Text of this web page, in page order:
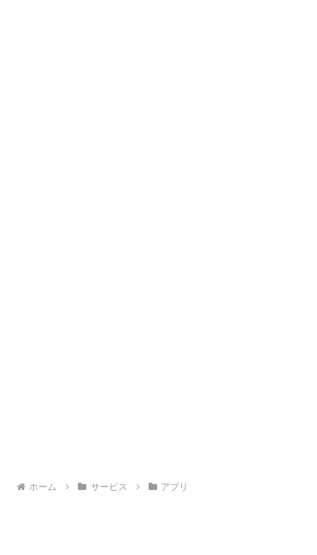
ホーム サービス アプリ